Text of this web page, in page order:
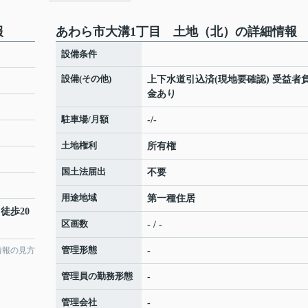
歩20
報の見方
あわら市大溝1丁目 土地（北）の詳細情報
設備条件
設備(その他)
上下水道引込済(現地要確認) 受益者
金あり
駐車場/月額 -/-
土地権利 所有権
国土法届出 不要
用途地域 第一種住居
区画数 - / -
管理形態 -
管理員の勤務形態 -
管理会社 -